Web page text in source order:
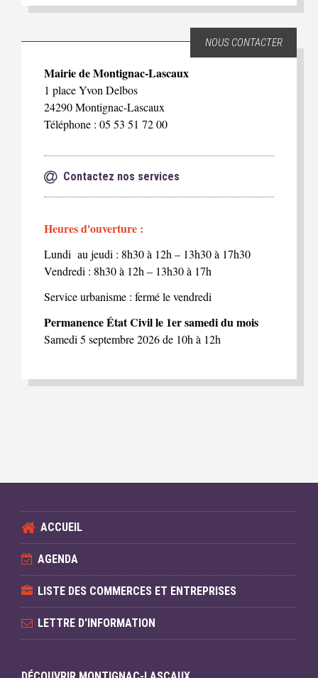
NOUS CONTACTER
Mairie de Montignac-Lascaux
1 place Yvon Delbos
24290 Montignac-Lascaux
Téléphone : 05 53 51 72 00
Contactez nos services
Heures d'ouverture :
Lundi au jeudi : 8h30 à 12h – 13h30 à 17h30
Vendredi : 8h30 à 12h – 13h30 à 17h
Service urbanisme : fermé le vendredi
Permanence État Civil le 1er samedi du mois
Samedi 5 septembre 2026 de 10h à 12h
ACCUEIL
AGENDA
LISTE DES COMMERCES ET ENTREPRISES
LETTRE D'INFORMATION